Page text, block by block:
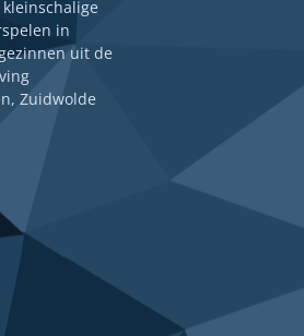
in
uit de
Zuidwolde